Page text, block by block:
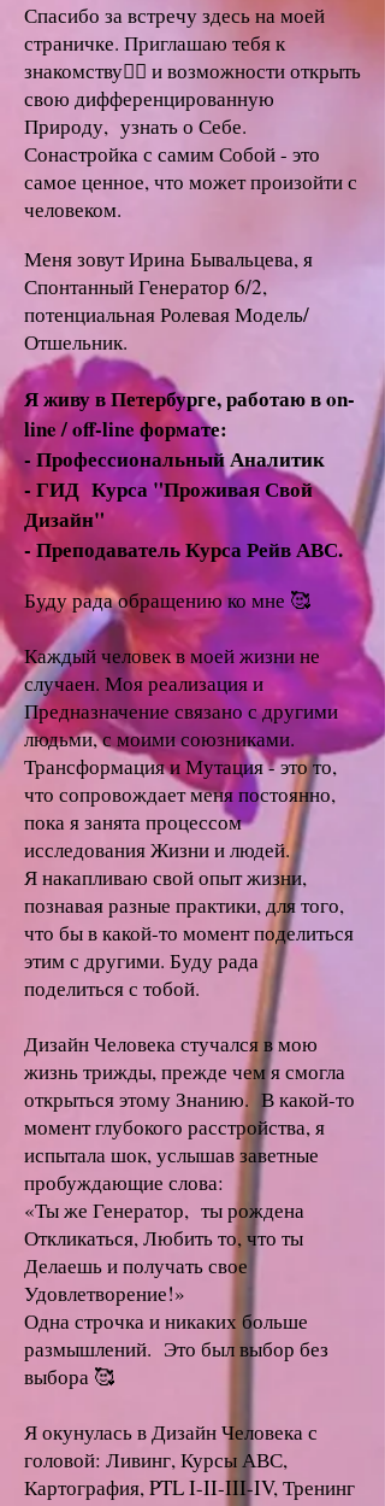
Спасибо за встречу здесь на моей
страничке. Приглашаю тебя к
знакомству🙋‍♀️ и возможности открыть
свою дифференцированную
Природу, узнать о Себе.
Сонастройка с самим Собой - это
самое ценное, что может произойти с
человеком.
Меня зовут Ирина Бывальцева, я
Спонтанный Генератор 6/2,
потенциальная Ролевая Модель/
Отшельник.
Я живу в Петербурге, работаю в on-
line / off-line формате:
- Профессиональный Аналитик
- ГИД Курса "Проживая Свой
Дизайн"
- Преподаватель Курса Рейв АВС.
Буду рада обращению ко мне 🥰
Каждый человек в моей жизни не
случаен. Моя реализация и
Предназначение связано с другими
людьми, с моими союзниками.
Трансформация и Мутация - это то,
что сопровождает меня постоянно,
пока я занята процессом
исследования Жизни и людей.
Я накапливаю свой опыт жизни,
познавая разные практики, для того,
что бы в какой-то момент поделиться
этим с другими. Буду рада
поделиться с тобой.
Дизайн Человека стучался в мою
жизнь трижды, прежде чем я смогла
открыться этому Знанию. В какой-то
момент глубокого расстройства, я
испытала шок, услышав заветные
пробуждающие слова:
«Ты же Генератор, ты рождена
Откликаться, Любить то, что ты
Делаешь и получать свое
Удовлетворение!»
Одна строчка и никаких больше
размышлений. Это был выбор без
выбора 🥰
Я окунулась в Дизайн Человека с
головой: Ливинг, Курсы АВС,
Картография, PTL I-II-III-IV, Тренинг